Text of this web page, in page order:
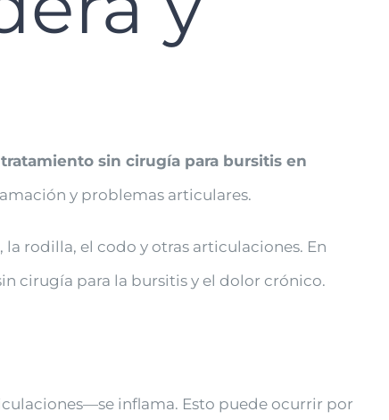
tratamiento sin cirugía para bursitis en
y problemas articulares.
rodilla, el codo y otras articulaciones. En
cirugía para la bursitis y el dolor crónico.
inflama. Esto puede ocurrir por